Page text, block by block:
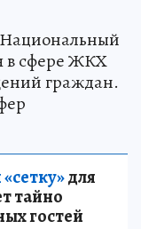
Национальный
в сфере ЖКХ
граждан.
для
тайно
гостей